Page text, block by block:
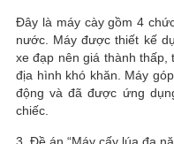
Đây là máy cày gồm 4
nước. Máy được thiết kế
xe đạp nên giá thành thấp,
địa hình khó khăn. Máy
động và đã được ứng
chiếc.